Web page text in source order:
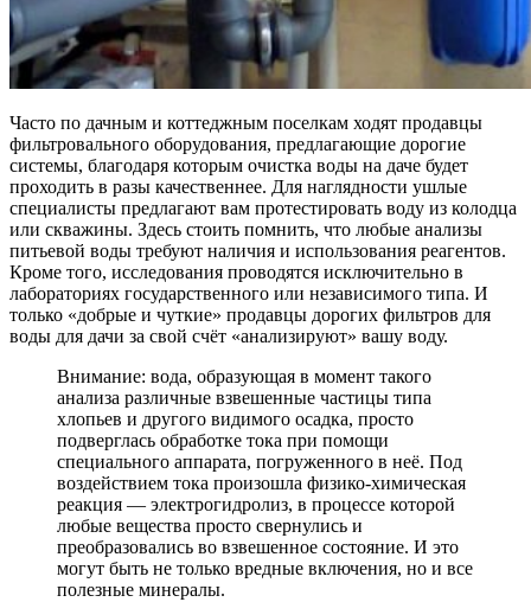
Часто по дачным и коттеджным поселкам ходят продавцы
фильтровального оборудования, предлагающие дорогие
системы, благодаря которым очистка воды на даче будет
проходить в разы качественнее. Для наглядности ушлые
специалисты предлагают вам протестировать воду из колодца
или скважины. Здесь стоить помнить, что любые анализы
питьевой воды требуют наличия и использования реагентов.
Кроме того, исследования проводятся исключительно в
лабораториях государственного или независимого типа. И
только «добрые и чуткие» продавцы дорогих фильтров для
воды для дачи за свой счёт «анализируют» вашу воду.
Внимание: вода, образующая в момент такого
анализа различные взвешенные частицы типа
хлопьев и другого видимого осадка, просто
подверглась обработке тока при помощи
специального аппарата, погруженного в неё. Под
воздействием тока произошла физико-химическая
реакция — электрогидролиз, в процессе которой
любые вещества просто свернулись и
преобразовались во взвешенное состояние. И это
могут быть не только вредные включения, но и все
полезные минералы.